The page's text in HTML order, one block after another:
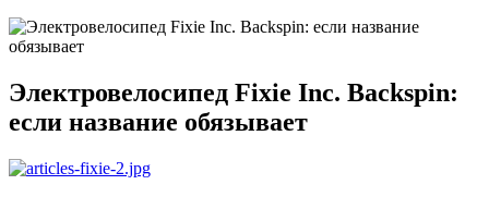
Электровелосипед Fixie Inc. Backspin:
если название обязывает